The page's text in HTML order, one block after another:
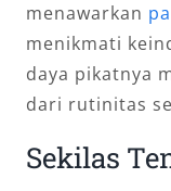
menawarkan
menikmati
daya pikatnya
dari rutinitas
Sekilas